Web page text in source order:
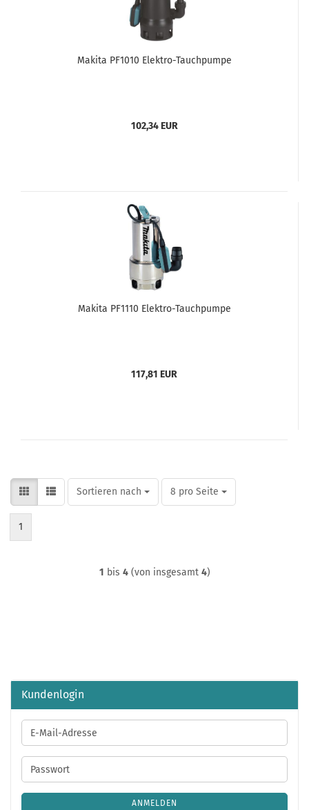
Makita PF1010 Elektro-Tauchpumpe
102,34 EUR
Makita PF1110 Elektro-Tauchpumpe
117,81 EUR
Sortieren nach
Sortieren nach 8 pro Seite
pro Seite
1
1 bis 4(von insgesamt 4)
Kundenlogin
E-
Mail-
Adresse
Passwort
ANMELDEN